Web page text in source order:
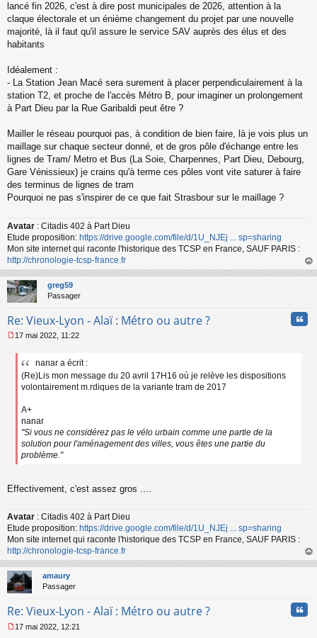
lancé fin 2026, c'est à dire post municipales de 2026, attention à la
claque électorale et un énième changement du projet par une nouvelle
majorité, là il faut qu'il assure le service SAV auprès des élus et des
habitants
Idéalement :
- La Station Jean Macé sera surement à placer perpendiculairement à la
station T2, et proche de l'accès Métro B, pour imaginer un prolongement
à Part Dieu par la Rue Garibaldi peut être ?
Mailler le réseau pourquoi pas, à condition de bien faire, là je vois plus un
maillage sur chaque secteur donné, et de gros pôle d'échange entre les
lignes de Tram/ Metro et Bus (La Soie, Charpennes, Part Dieu, Debourg,
Gare Vénissieux) je crains qu'à terme ces pôles vont vite saturer à faire
des terminus de lignes de tram
Pourquoi ne pas s'inspirer de ce que fait Strasbour sur le maillage ?
Avatar : Citadis 402 à Part Dieu
Etude proposition: https://drive.google.com/file/d/1U_NJEj ... sp=sharing
Mon site internet qui raconte l'historique des TCSP en France, SAUF PARIS :
http://chronologie-tcsp-france.fr
au
greg59
Passager
Re: Vieux-Lyon - Alaï : Métro ou autre ?
e
17 mai 2022, 11:22
nanar a écrit :
(Re)Lis mon message du 20 avril 17H16 où je relève les dispositions
volontairement m.rdiques de la variante tram de 2017
A+
nanar
"Si vous ne considérez pas le vélo urbain comme une partie de la
solution pour l'aménagement des villes, vous êtes une partie du
problème."
Effectivement, c'est assez gros ....
Avatar : Citadis 402 à Part Dieu
Etude proposition: https://drive.google.com/file/d/1U_NJEj ... sp=sharing
Mon site internet qui raconte l'historique des TCSP en France, SAUF PARIS :
http://chronologie-tcsp-france.fr
au
amaury
Passager
Re: Vieux-Lyon - Alaï : Métro ou autre ?
17 mai 2022, 12:21